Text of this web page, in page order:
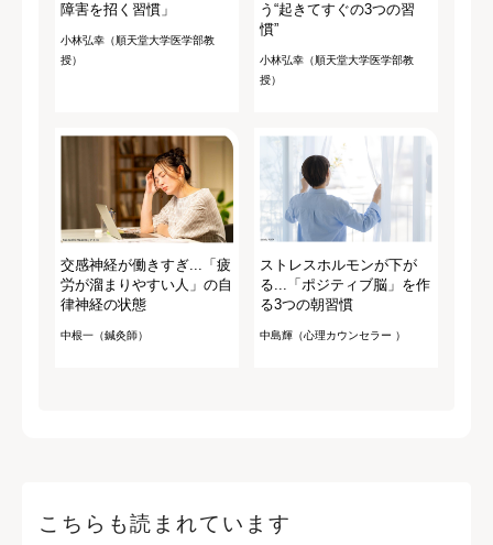
障害を招く習慣」
小林弘幸（順天堂大学医学部教
授）
う“起きてすぐの3つの習
慣”
小林弘幸（順天堂大学医学部教
授）
交感神経が働きすぎ...「疲
労が溜まりやすい人」の自
律神経の状態
中根一（鍼灸師）
ストレスホルモンが下が
る...「ポジティブ脳」を作
る3つの朝習慣
中島輝（心理カウンセラー ）
こちらも読まれています